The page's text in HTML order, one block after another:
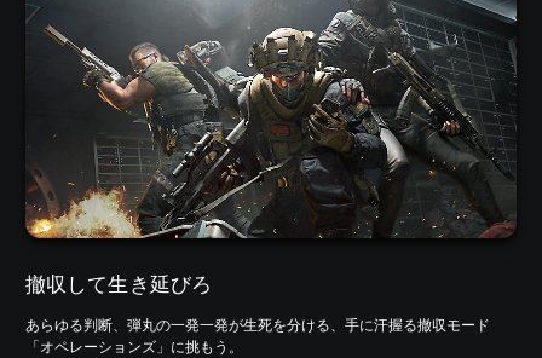
撤収して生き延びろ
あらゆる判断、弾丸の一発一発が生死を分ける、手に汗握る撤収モード
「オペレーションズ」に挑もう。